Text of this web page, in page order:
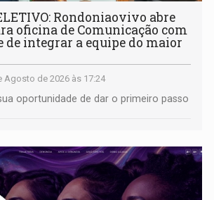
Rondoniaovivo abre
oficina de Comunicação com
de integrar a equipe do maior
Agosto de 2026 às 17:24
oportunidade de dar o primeiro passo